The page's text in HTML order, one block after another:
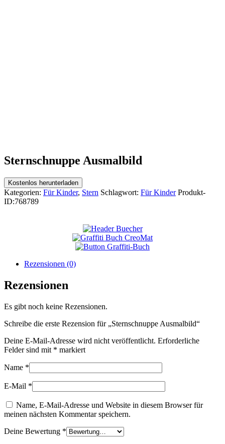
Sternschnuppe Ausmalbild
Kostenlos herunterladen
Kategorien: Für Kinder, Stern Schlagwort: Für Kinder Produkt-
ID:768789
Rezensionen (0)
Rezensionen
Es gibt noch keine Rezensionen.
Schreibe die erste Rezension für „Sternschnuppe Ausmalbild“
Deine E-Mail-Adresse wird nicht veröffentlicht. Erforderliche
Felder sind mit * markiert
Name *
E-Mail *
Name, E-Mail-Adresse und Website in diesem Browser für
meinen nächsten Kommentar speichern.
Deine Bewertung *